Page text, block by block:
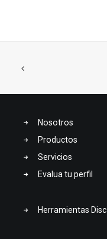
Nosotros
Productos
Servicios
Evalua tu perfil
Herramientas Disc